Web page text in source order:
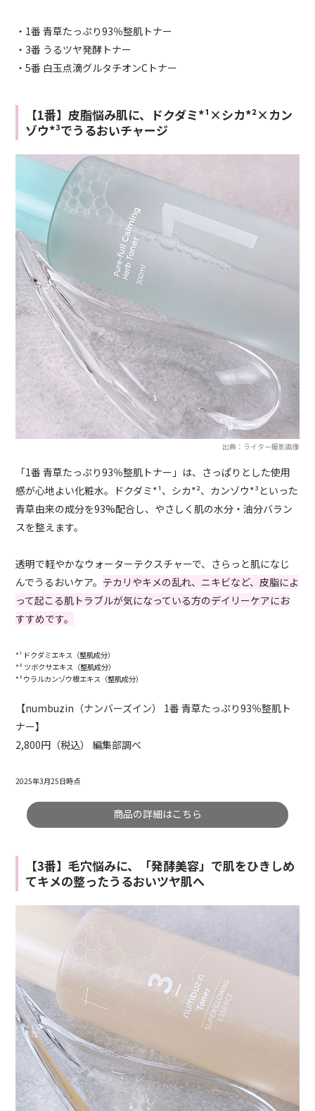
・1番 青草たっぷり93％整肌トナー
・3番 うるツヤ発酵トナー
・5番 白玉点滴グルタチオンCトナー
【1番】皮脂悩み肌に、ドクダミ*¹×シカ*²×カン
ゾウ*³でうるおいチャージ
出典：ライター撮影画像
「1番 青草たっぷり93％整肌トナー」は、さっぱりとした使用
感が心地よい化粧水。ドクダミ*¹、シカ*²、カンゾウ*³といった
青草由来の成分を93%配合し、やさしく肌の水分・油分バラン
スを整えます。
透明で軽やかなウォーターテクスチャーで、さらっと肌になじ
んでうるおいケア。 テカリやキメの乱れ、ニキビなど、皮脂によ
って起こる肌トラブルが気になっている方のデイリーケアにお
すすめです。
*¹ ドクダミエキス（整肌成分）
*² ツボクサエキス（整肌成分）
*³ ウラルカンゾウ根エキス（整肌成分）
【numbuzin（ナンバーズイン） 1番 青草たっぷり93％整肌ト
ナー】
2,800円（税込） 編集部調べ
2025年3月25日時点
商品の詳細はこちら
【3番】毛穴悩みに、「発酵美容」で肌をひきしめ
てキメの整ったうるおいツヤ肌へ